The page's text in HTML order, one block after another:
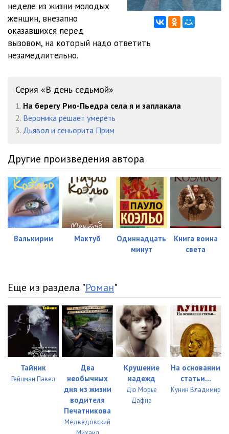
Na_beregu_Rio-Pedra_0013 24:39
Na_beregu_Rio-Pedra_0014
Na_beregu_Rio-Pedra_0015
Na_beregu_Rio-Pedra_0017
Na_beregu_Rio-Pedra_0018
неделе из жизни молодых
женщин, внезапно
оказавшихся перед
вызовом, на который надо ответить
незамедлительно.
Серия «В день седьмой»
1. На берегу Рио-Пьедра села я и заплакала
2. Вероника решает умереть
3. Дьявол и сеньорита Прим
Другие произведения автора
Валькирии Мактуб
Одиннадцать
минут
Книга воина
света
Еще из раздела "Роман"
Тайник
Гейцман Павел
Два
необычных
дня из жизни
водителя
Печатникова
Медведовский
Крушение
надежд
Дю Морье
Дафна
На основании
статьи...
Кунин Владимир